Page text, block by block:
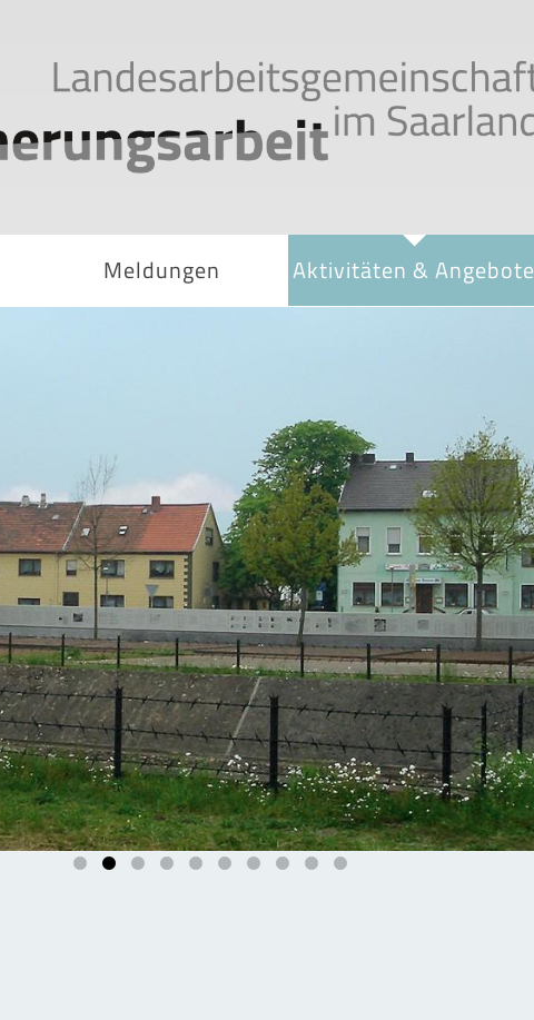
Meldungen Aktivitäten & Angebote